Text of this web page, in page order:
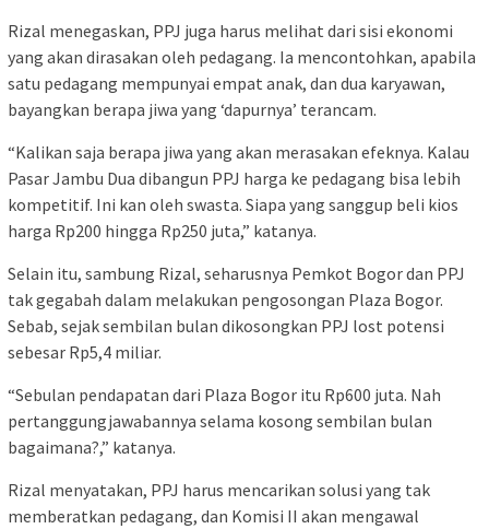
Rizal menegaskan, PPJ juga harus melihat dari sisi ekonomi
yang akan dirasakan oleh pedagang. Ia mencontohkan, apabila
satu pedagang mempunyai empat anak, dan dua karyawan,
bayangkan berapa jiwa yang ‘dapurnya’ terancam.
“Kalikan saja berapa jiwa yang akan merasakan efeknya. Kalau
Pasar Jambu Dua dibangun PPJ harga ke pedagang bisa lebih
kompetitif. Ini kan oleh swasta. Siapa yang sanggup beli kios
harga Rp200 hingga Rp250 juta,” katanya.
Selain itu, sambung Rizal, seharusnya Pemkot Bogor dan PPJ
tak gegabah dalam melakukan pengosongan Plaza Bogor.
Sebab, sejak sembilan bulan dikosongkan PPJ lost potensi
sebesar Rp5,4 miliar.
“Sebulan pendapatan dari Plaza Bogor itu Rp600 juta. Nah
pertanggungjawabannya selama kosong sembilan bulan
bagaimana?,” katanya.
Rizal menyatakan, PPJ harus mencarikan solusi yang tak
memberatkan pedagang, dan Komisi II akan mengawal